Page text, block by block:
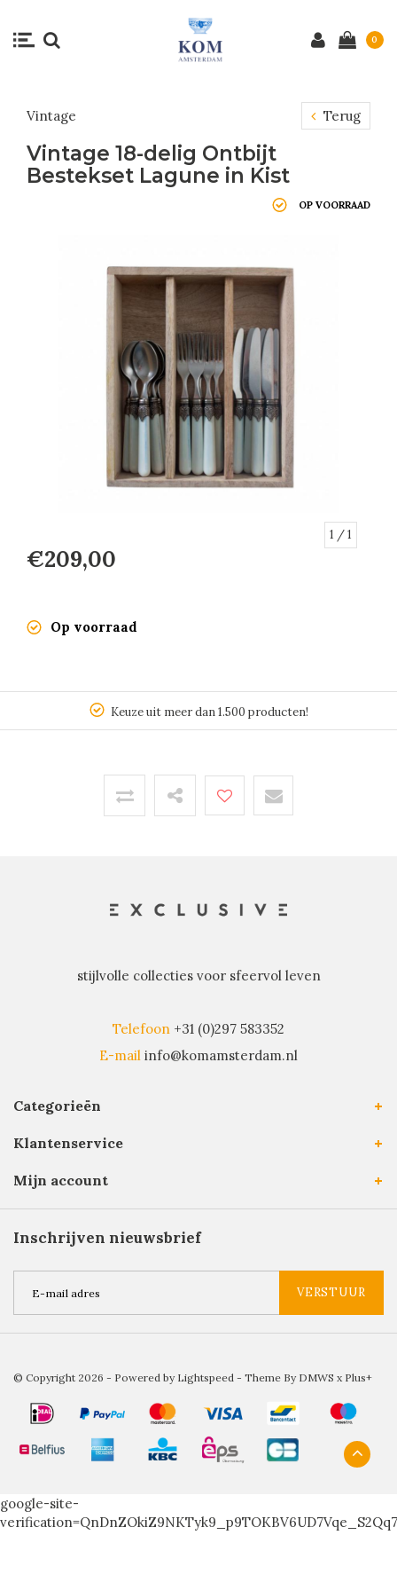
0
Vintage Terug
Vintage 18-delig Ontbijt
Bestekset Lagune in Kist
OP VOORRAAD
1 / 1
€209,00
Op voorraad
Keuze uit meer dan 1.500 producten!
stijlvolle collecties voor sfeervol leven
Telefoon +31 (0)297 583352
E-mail info@komamsterdam.nl
Categorieën
Klantenservice
Mijn account
Inschrijven nieuwsbrief
VERSTUUR
© Copyright 2026 - Powered by Lightspeed - Theme By DMWS x Plus+
google-site-